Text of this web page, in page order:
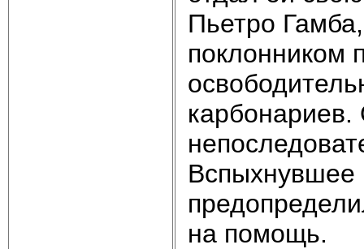
Пьетро
поклонником
карбонариев.
Вспыхнувшее
на помощь.